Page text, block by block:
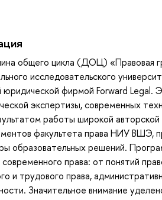
общего цикла (ДОЦ) «Правовая
исследовательского
фирмой Forward Legal.
экспертизы, современных
работы широкой
факультета права НИУ ВШЭ,
образовательных решений.
права: от понятий
и трудового права,
Значительное внимание